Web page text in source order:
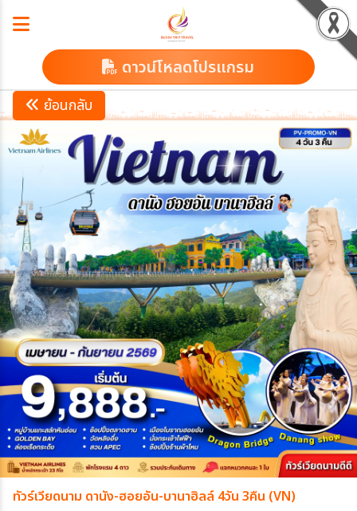
ดาวน์โหลดโปรแกรม
ย้อนกลับ
ทัวร์เวียดนาม ดานัง-ฮอยอัน-บานาฮิลล์ 4วัน 3คืน (VN)